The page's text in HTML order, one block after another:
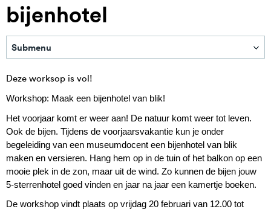
bijenhotel
Submenu
Deze worksop is vol!
Workshop: Maak een bijenhotel van blik!
Het voorjaar komt er weer aan! De natuur komt weer tot leven.
Ook de bijen. Tijdens de voorjaarsvakantie kun je onder
begeleiding van een museumdocent een bijenhotel van blik
maken en versieren. Hang hem op in de tuin of het balkon op een
mooie plek in de zon, maar uit de wind. Zo kunnen de bijen jouw
5-sterrenhotel goed vinden en jaar na jaar een kamertje boeken.
De workshop vindt plaats op vrijdag 20 februari van 12.00 tot